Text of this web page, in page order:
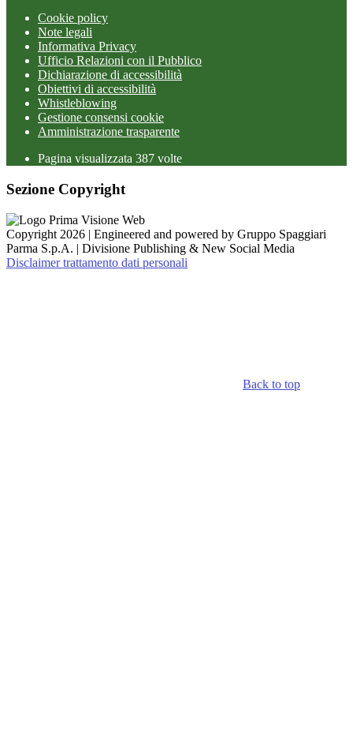
Cookie policy
Note legali
Informativa Privacy
Ufficio Relazioni con il Pubblico
Dichiarazione di accessibilità
Obiettivi di accessibilità
Whistleblowing
Gestione consensi cookie
Amministrazione trasparente
Pagina visualizzata 387 volte
Sezione Copyright
Copyright 2026 | Engineered and powered by Gruppo Spaggiari
Parma S.p.A. | Divisione Publishing & New Social Media
Disclaimer trattamento dati personali
Back to top